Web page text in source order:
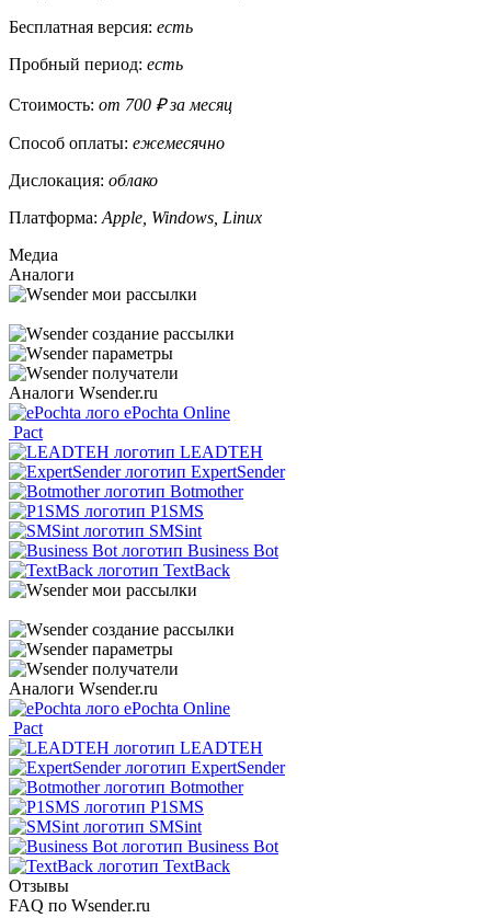
Бесплатная версия: есть
Пробный период: есть
Стоимость: от 700 ₽ за месяц
Способ оплаты: ежемесячно
Дислокация: облако
Платформа: Apple, Windows, Linux
Медиа
Аналоги
Аналоги Wsender.ru
ePochta Online
Pact
LEADTEH
ExpertSender
Botmother
P1SMS
SMSint
Business Bot
TextBack
Аналоги Wsender.ru
ePochta Online
Pact
LEADTEH
ExpertSender
Botmother
P1SMS
SMSint
Business Bot
TextBack
Отзывы
FAQ по Wsender.ru